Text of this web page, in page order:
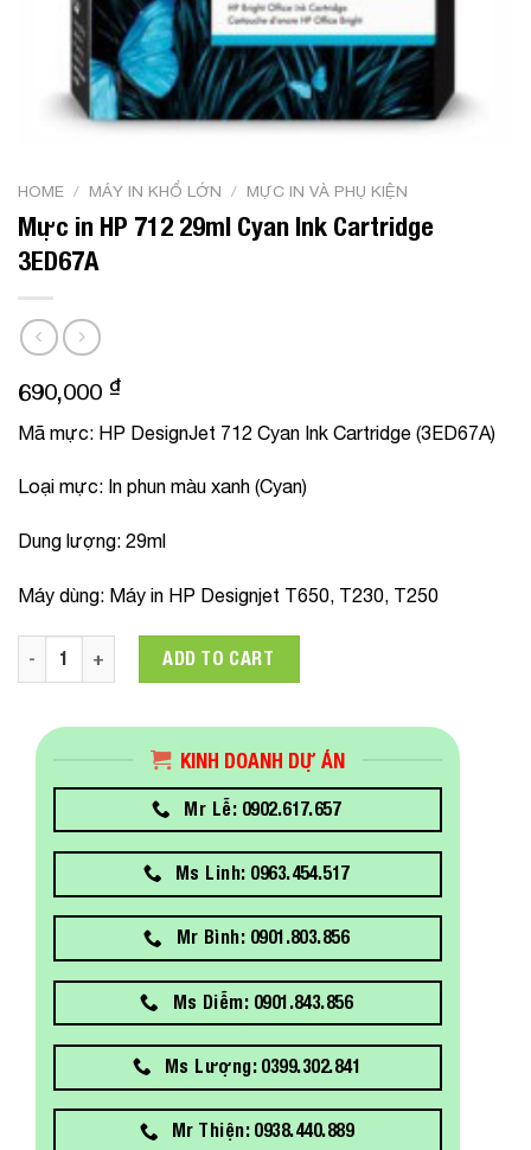
HOME / MÁY IN KHỔ LỚN / MỰC IN VÀ PHỤ KIỆN
Mực in HP 712 29ml Cyan Ink Cartridge
3ED67A
690,000 ₫
Mã mực: HP DesignJet 712 Cyan Ink Cartridge (3ED67A)
Loại mực: In phun màu xanh (Cyan)
Dung lượng: 29ml
Máy dùng: Máy in HP Designjet T650, T230, T250
Mực in HP 712 29ml Cyan Ink Cartridge 3ED67A quantity
ADD TO CART
KINH DOANH DỰ ÁN
Mr Lễ: 0902.617.657
Ms Linh: 0963.454.517
Mr Bình: 0901.803.856
Ms Diễm: 0901.843.856
Ms Lượng: 0399.302.841
Mr Thiện: 0938.440.889